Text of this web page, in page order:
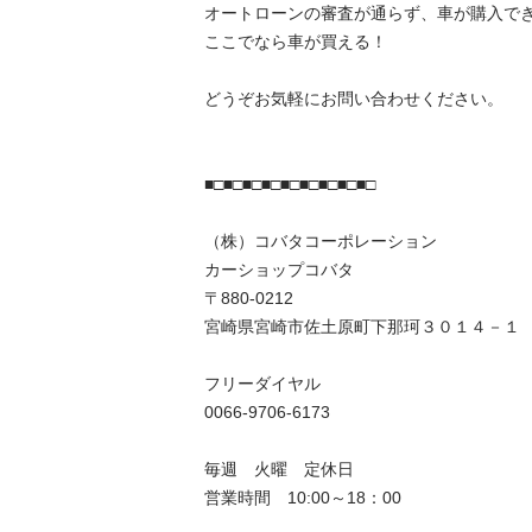
オートローンの審査が通らず、車が購入で
ここでなら車が買える！
どうぞお気軽にお問い合わせください。
■□■□■□■□■□■□■□■□■□
（株）コバタコーポレーション
カーショップコバタ
〒880-0212
宮崎県宮崎市佐土原町下那珂３０１４－１
フリーダイヤル
0066-9706-6173
毎週　火曜　定休日
営業時間　10:00～18：00